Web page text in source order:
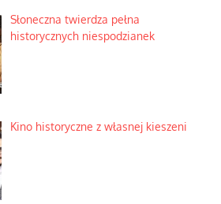
Słoneczna twierdza pełna
historycznych niespodzianek
Kino historyczne z własnej kieszeni